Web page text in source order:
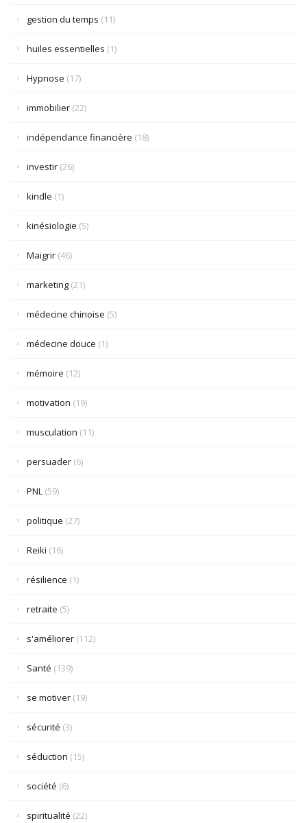
gestion du temps (11)
huiles essentielles (1)
Hypnose (17)
immobilier (22)
indépendance financière (18)
investir (26)
kindle (1)
kinésiologie (5)
Maigrir (46)
marketing (21)
médecine chinoise (5)
médecine douce (1)
mémoire (12)
motivation (19)
musculation (11)
persuader (6)
PNL (59)
politique (27)
Reiki (16)
résilience (1)
retraite (5)
s'améliorer (112)
Santé (139)
se motiver (19)
sécurité (3)
séduction (15)
société (6)
spiritualité (22)